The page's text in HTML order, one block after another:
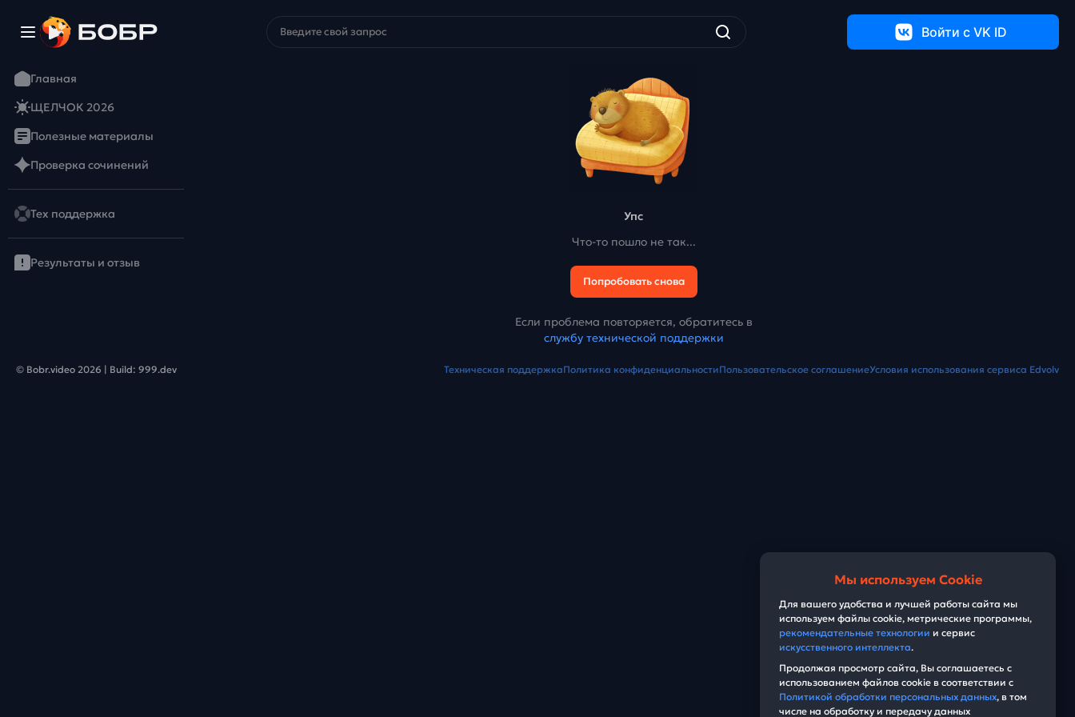
Войти c VK ID
Главная
ЩЕЛЧОК 2026
Полезные материалы
Проверка сочинений
Тех поддержка
Результаты и отзыв
Упс
Что-то пошло не так...
Попробовать снова
Если проблема повторяется, обратитесь в
службу технической поддержки
© Bobr.video 2026 | Build: 999.dev Техническая поддержкаПолитика конфиденциальностиПользовательское соглашениеУсловия использования сервиса Edvolv
Мы используем Cookie
Для вашего удобства и лучшей работы сайта мы
используем файлы cookie, метрические программы,
рекомендательные технологии и сервис
искусственного интеллекта.
Продолжая просмотр сайта, Вы соглашаетесь с
использованием файлов cookie в соответствии с
Политикой обработки персональных данных, в том
числе на обработку и передачу данных